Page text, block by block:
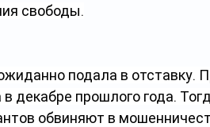
свободы.
подала в отставку.
декабре прошлого года.
обвиняют в